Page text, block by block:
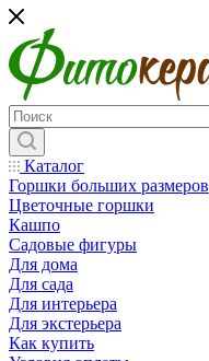
Каталог
Горшки больших размеров
Цветочные горшки
Кашпо
Садовые фигуры
Для дома
Для сада
Для интерьера
Для экстерьера
Как купить